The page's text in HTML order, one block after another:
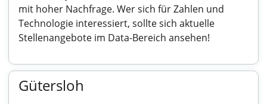
mit hoher Nachfrage. Wer sich für Zahlen und
Technologie interessiert, sollte sich aktuelle
Stellenangebote im Data-Bereich ansehen!
Gütersloh